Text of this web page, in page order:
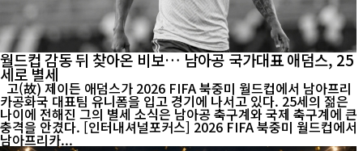
월드컵 감동 뒤 찾아온 비보… 남아공 국가대표 애덤스, 25
세로 별세
카공화국 대표팀 유니폼을 입고 경기에 나서고 있다. 25세의 젊은
나이에 전해진 그의 별세 소식은 남아공 축구계와 국제 축구계에 큰
충격을 안겼다. [인터내셔널포커스] 2026 FIFA 북중미 월드컵에서
남아프리카...